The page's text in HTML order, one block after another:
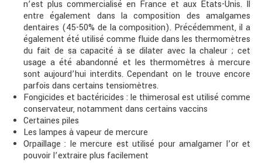
n’est plus commercialisé en France et aux Etats-Unis. Il
entre également dans la composition des amalgames
dentaires (45-50% de la composition). Précédemment, il a
également été utilisé comme fluide dans les thermomètres
du fait de sa capacité à se dilater avec la chaleur ; cet
usage a été abandonné et les thermomètres à mercure
sont aujourd’hui interdits. Cependant on le trouve encore
parfois dans certains tensiomètres.
Fongicides et bactéricides : le thimerosal est utilisé comme
conservateur, notamment dans certains vaccins
Certaines piles
Les lampes à vapeur de mercure
Orpaillage : le mercure est utilisé pour amalgamer l’or et
pouvoir l’extraire plus facilement